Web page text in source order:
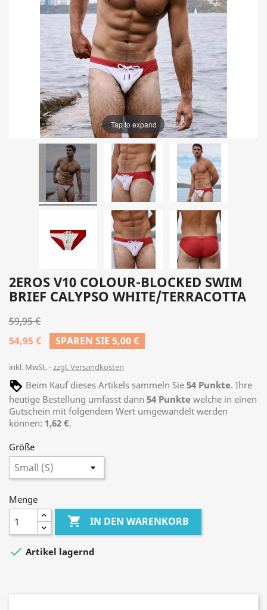
Tap to expand
2EROS V10 COLOUR-BLOCKED SWIM
BRIEF CALYPSO WHITE/TERRACOTTA
59,95 €
54,95 €
SPAREN SIE 5,00 €
inkl. MwSt. zzgl. Versandkosten
Beim Kauf dieses Artikels sammeln Sie 54 Punkte. Ihre
heutige Bestellung umfasst dann 54 Punkte welche in einen
Gutschein mit folgendem Wert umgewandelt werden
können: 1,62 €.
Größe
Menge
 IN DEN WARENKORB
 Artikel lagernd